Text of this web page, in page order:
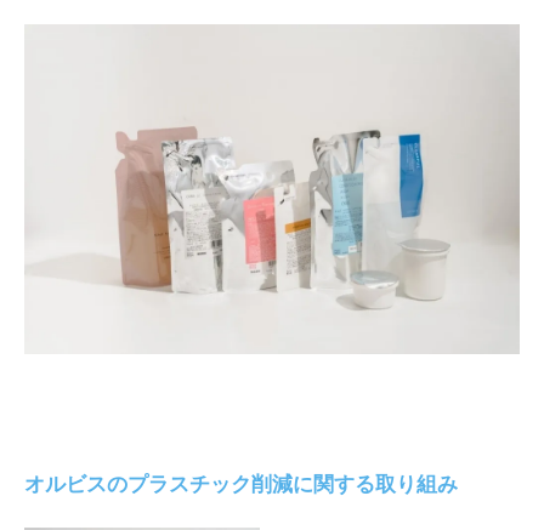
オルビスのプラスチック削減に関する取り組み